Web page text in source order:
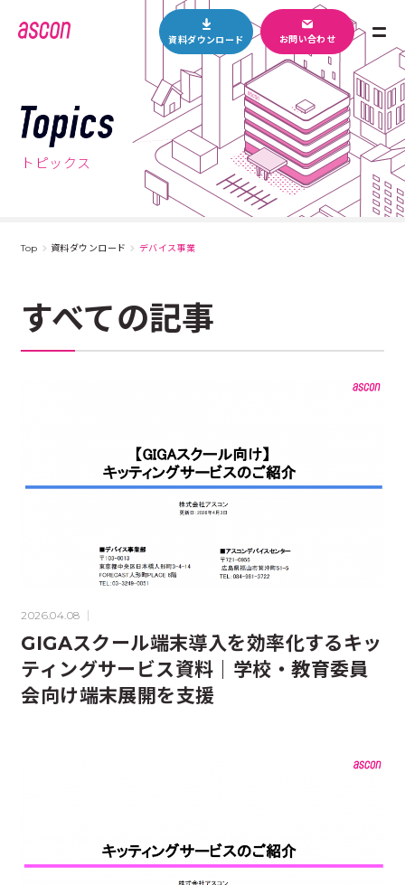
資料ダウンロード お問い合わせ
M
N
U
T
o
p
トピックス
Top 資料ダウンロード デバイス事業
すべての記事
2026.04.08
GIGAスクール端末導入を効率化するキッ
ティングサービス資料｜学校・教育委員
会向け端末展開を支援